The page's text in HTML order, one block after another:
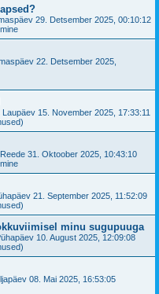
29. Detsember 2025, 00:10:12
22. Detsember 2025,
Laupäev 15. November 2025, 17:33:11
Reede 31. Oktoober 2025, 10:43:10
21. September 2025, 11:52:09
minu sugupuuga
10. August 2025, 12:09:08
08. Mai 2025, 16:53:05